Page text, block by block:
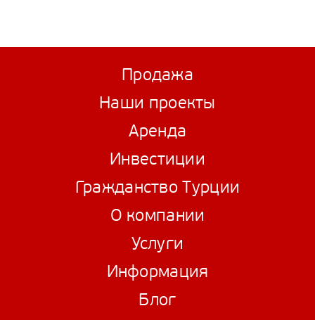
Продажа
Наши проекты
Аренда
Инвестиции
Гражданство Турции
О компании
Услуги
Информация
Блог